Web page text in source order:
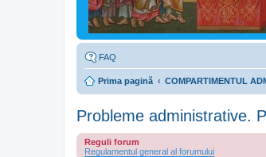
FAQ
Prima pagină COMPARTIMENTUL
Probleme administrative.
Reguli forum
Regulamentul general al forumului